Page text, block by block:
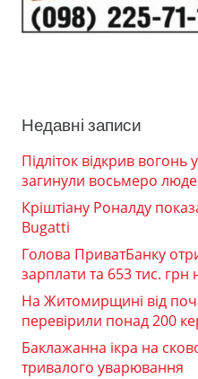
Недавні записи
Підліток відкрив вогонь
загинули восьмеро
Кріштіану Роналду
Bugatti
Голова ПриватБанку
зарплати та 653 тис.
На Житомирщині від
перевірили понад 200
Баклажанна ікра на
тривалого уварювання